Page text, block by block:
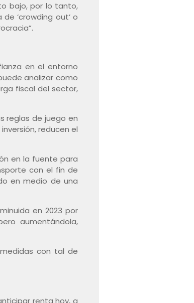
bajo, por lo tanto,
‘crowding out’ o
en el entorno
analizar como
fiscal del sector,
reglas de juego en
reducen el
en la fuente para
con el fin de
en medio de una
en 2023 por
aumentándola,
con tal de
renta hoy, a